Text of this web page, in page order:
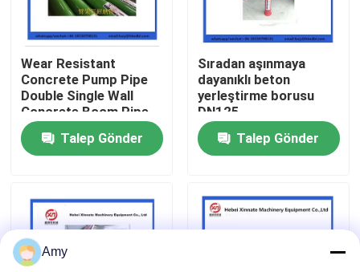
Fabrika turu
Kalite kontrol
Bize ulaşın
PUTZMEISTER BETON POMPASI PARÇALARI
Schwing Beton Pompası Parçaları
Wear Resistant
Concrete Pump Pipe
Double Single Wall
Concrete Boom Pipe
Talep Gönder
Sıradan aşınmaya
dayanıklı beton
yerleştirme borusu
DN125
Talep Gönder
Amy